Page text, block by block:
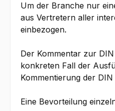
Um der Branche nur
aus Vertretern aller
einbezogen.
Der Kommentar zur
konkreten Fall der
Kommentierung der DIN
Eine Bevorteilung